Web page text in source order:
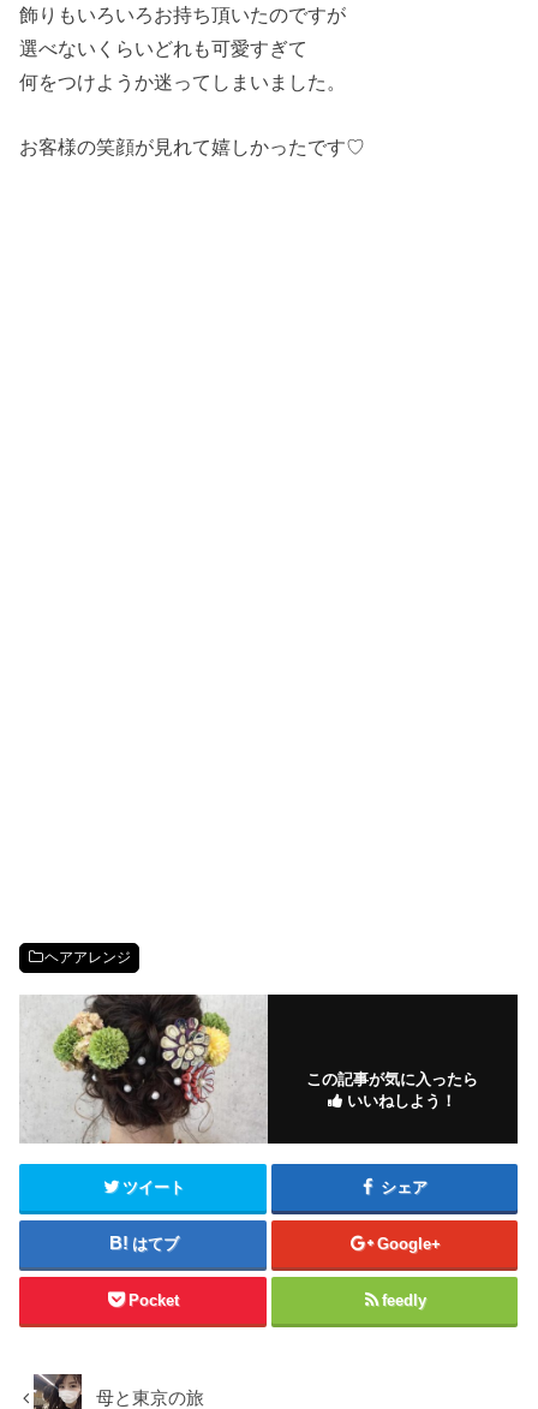
飾りもいろいろお持ち頂いたのですが
選べないくらいどれも可愛すぎて
何をつけようか迷ってしまいました。
お客様の笑顔が見れて嬉しかったです♡
ヘアアレンジ
この記事が気に入ったら
いいねしよう！
ツイート シェア
はてブ Google+
Pocket feedly
母と東京の旅